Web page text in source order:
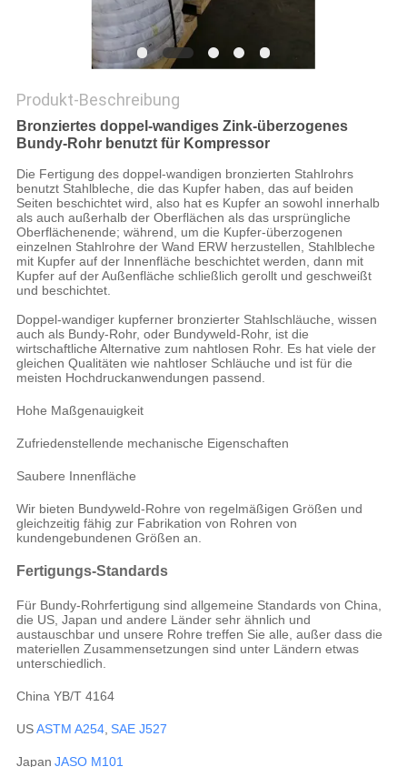
Produkt-Beschreibung
Bronziertes doppel-wandiges Zink-überzogenes
Bundy-Rohr benutzt für Kompressor
Die Fertigung des doppel-wandigen bronzierten Stahlrohrs
benutzt Stahlbleche, die das Kupfer haben, das auf beiden
Seiten beschichtet wird, also hat es Kupfer an sowohl innerhalb
als auch außerhalb der Oberflächen als das ursprüngliche
Oberflächenende; während, um die Kupfer-überzogenen
einzelnen Stahlrohre der Wand ERW herzustellen, Stahlbleche
mit Kupfer auf der Innenfläche beschichtet werden, dann mit
Kupfer auf der Außenfläche schließlich gerollt und geschweißt
und beschichtet.
Doppel-wandiger kupferner bronzierter Stahlschläuche, wissen
auch als Bundy-Rohr, oder Bundyweld-Rohr, ist die
wirtschaftliche Alternative zum nahtlosen Rohr. Es hat viele der
gleichen Qualitäten wie nahtloser Schläuche und ist für die
meisten Hochdruckanwendungen passend.
Hohe Maßgenauigkeit
Zufriedenstellende mechanische Eigenschaften
Saubere Innenfläche
Wir bieten Bundyweld-Rohre von regelmäßigen Größen und
gleichzeitig fähig zur Fabrikation von Rohren von
kundengebundenen Größen an.
Fertigungs-Standards
Für Bundy-Rohrfertigung sind allgemeine Standards von China,
die US, Japan und andere Länder sehr ähnlich und
austauschbar und unsere Rohre treffen Sie alle, außer dass die
materiellen Zusammensetzungen sind unter Ländern etwas
unterschiedlich.
China YB/T 4164
USASTM A254, SAE J527
Japan JASO M101